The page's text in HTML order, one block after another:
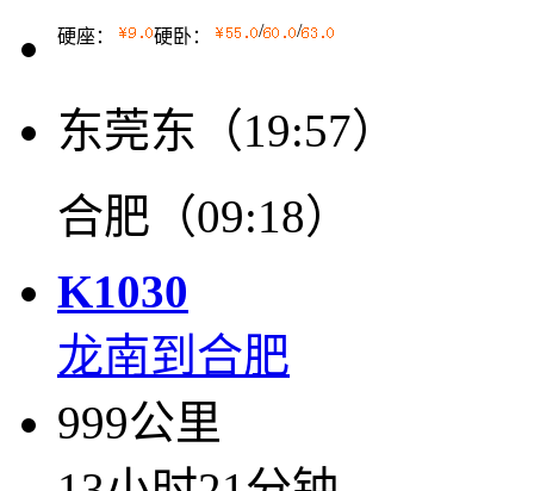
硬座： 硬卧： / /
东莞东（19:57）
合肥（09:18）
K1030
龙南到合肥
999公里